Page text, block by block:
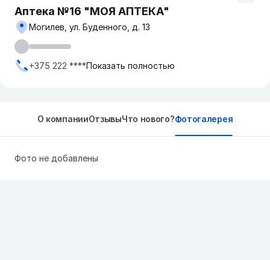
Аптека №16 "МОЯ АПТЕКА"
Могилев, ул. Буденного, д. 13
+375 222 ****Показать полностью
О компанииОтзывыЧто нового?Фотогалерея
Фото не добавлены